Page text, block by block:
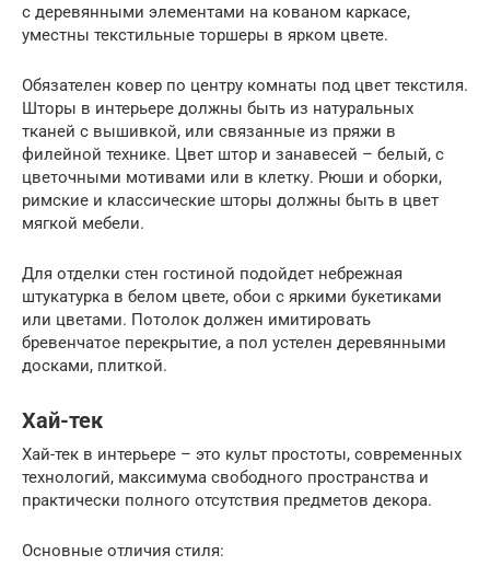
с деревянными элементами на кованом каркасе,
уместны текстильные торшеры в ярком цвете.
Обязателен ковер по центру комнаты под цвет текстиля.
Шторы в интерьере должны быть из натуральных
тканей с вышивкой, или связанные из пряжи в
филейной технике. Цвет штор и занавесей – белый, с
цветочными мотивами или в клетку. Рюши и оборки,
римские и классические шторы должны быть в цвет
мягкой мебели.
Для отделки стен гостиной подойдет небрежная
штукатурка в белом цвете, обои с яркими букетиками
или цветами. Потолок должен имитировать
бревенчатое перекрытие, а пол устелен деревянными
досками, плиткой.
Хай-тек
Хай-тек в интерьере – это культ простоты, современных
технологий, максимума свободного пространства и
практически полного отсутствия предметов декора.
Основные отличия стиля: